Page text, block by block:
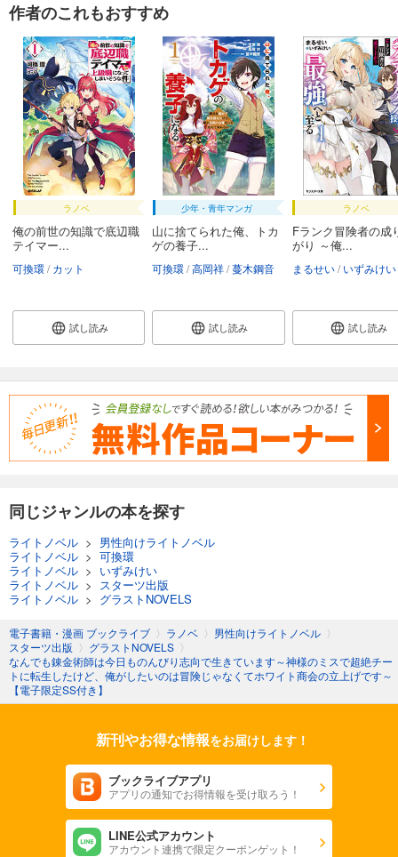
作者のこれもおすすめ
ラノベ
俺の前世の知識で底辺職
テイマー...
可換環 カット
試し読み
少年・青年マンガ
山に捨てられた俺、トカ
ゲの養子...
可換環 高岡祥 蔓木鋼音
試し読み
ラノベ
Fランク冒険者の成
がり ～俺...
まるせい いずみけい
試し読み
同じジャンルの本を探す
ライトノベル > 男性向けライトノベル
ライトノベル > 可換環
ライトノベル > いずみけい
ライトノベル > スターツ出版
ライトノベル > グラストNOVELS
電子書籍・漫画 ブックライブ 〉 ラノベ 〉 男性向けライトノベル 〉
スターツ出版 〉 グラストNOVELS 〉
なんでも錬金術師は今日ものんびり志向で生きています～神様のミスで超絶チー
トに転生したけど、俺がしたいのは冒険じゃなくてホワイト商会の立上げです～
【電子限定SS付き】
新刊やお得な情報をお届けします！
ブックライブアプリ
アプリの通知でお得情報を受け取ろう！
LINE公式アカウント
アカウント連携で限定クーポンゲット！